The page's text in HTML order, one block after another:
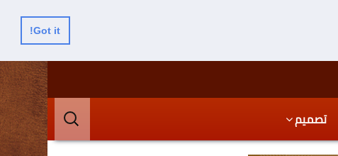
Got it!
تصميم
البحث
عن: